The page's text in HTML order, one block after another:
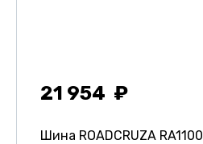
21 954
Шина ROADCRUZA RA1100